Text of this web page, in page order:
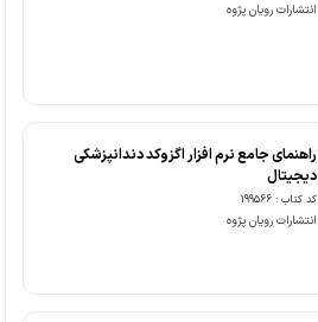
انتشارات رویان پژوه
راهنمای جامع نرم افزار اگزوکد دندانپزشکی
دیجیتال
کد کتاب : 199566
انتشارات رویان پژوه